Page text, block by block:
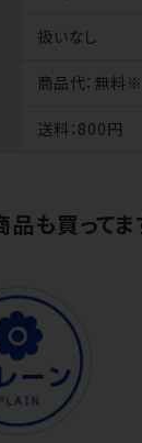
扱いなし
商品代：無料
送料：800円
も買ってま